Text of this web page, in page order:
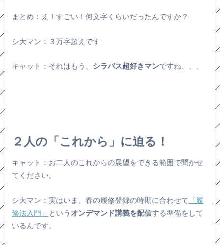
まとめ：え！すごい！何文字くらいだったんですか？
シ大マン：３万字超えです
キャット：それはもう、 シラバス超好きマンですね、、、
２人の「これから」に迫る！
キャット：お二人のこれからの展望をできる範囲で聞かせ
てください。
シ大マン：実はいま、春の履修登録の時期に合わせて 「履
修法入門」
という オンデマンド講義を配信する準備をして
いるんです。